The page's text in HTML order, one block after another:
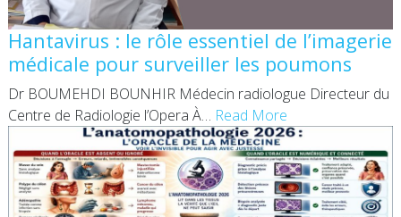
Hantavirus : le rôle essentiel de l’imagerie
médicale pour surveiller les poumons
Dr BOUMEHDI BOUNHIR Médecin radiologue Directeur du
Centre de Radiologie l’Opera À… Read More